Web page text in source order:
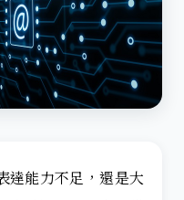
達能力不足，還是大